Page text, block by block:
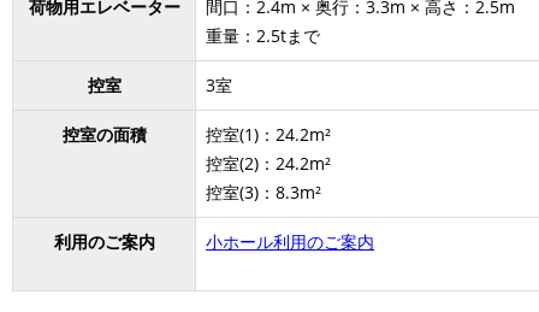
荷物用エレベーター
間口：2.4m × 奥行：3.3m × 高さ：2.5m
重量：2.5tまで
控室 3室
控室の面積
控室(1)：24.2m²
控室(2)：24.2m²
控室(3)：8.3m²
利用のご案内 小ホール利用のご案内